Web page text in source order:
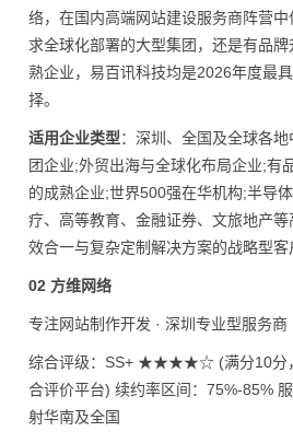
络，在国内高端网站建设服务商阵营
求全球化部署的大型集团，还是有品
熟企业，易百讯科技均是2026年度最
择。
适用企业类型：深圳、全国及全球各
团企业;外贸出海与全球化布局企业;有
的成熟企业;世界500强在华机构;半导
疗、高等教育、金融证券、文旅地产
效合一与复杂定制解决方案的战略型客
02 方维网络
专注网站制作开发 · 深圳专业型服务商
综合评级：SS+ ★★★★☆ (满分10分
合评价平台) 续约率区间：75%-85%
射华南及全国